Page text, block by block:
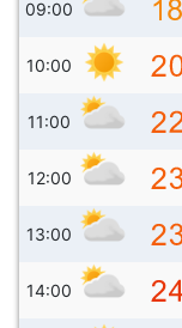
09:00
10:00
11:00
12:00
13:00
14:00